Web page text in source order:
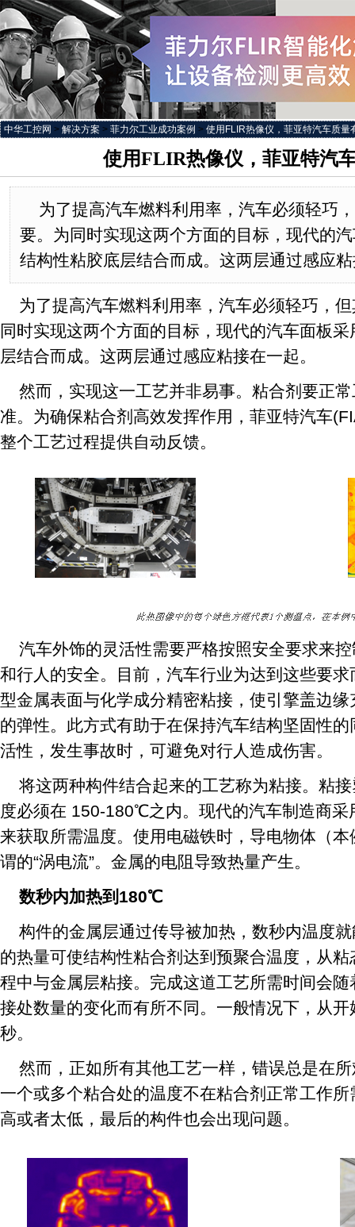
中华工控网 > 解决方案 > 菲力尔工业成功案例 > 使用FLIR热像仪，菲亚特汽车质量
使用FLIR热像仪，菲亚特汽
为了提高汽车燃料利用率，汽车必须轻巧
要。为同时实现这两个方面的目标，现代的
结构性粘胶底层结合而成。这两层通过感应
为了提高汽车燃料利用率，汽车必须轻巧，
同时实现这两个方面的目标，现代的汽车面板
层结合而成。这两层通过感应粘接在一起。
然而，实现这一工艺并非易事。粘合剂要正
准。为确保粘合剂高效发挥作用，菲亚特汽车
整个工艺过程提供自动反馈。
汽车外饰的灵活性需要严格按照安全要求来
和行人的安全。目前，汽车行业为达到这些要
型金属表面与化学成分精密粘接，使引擎盖边
的弹性。此方式有助于在保持汽车结构坚固性
活性，发生事故时，可避免对行人造成伤害。
将这两种构件结合起来的工艺称为粘接。粘
度必须在 150-180℃之内。现代的汽车制造商采
来获取所需温度。使用电磁铁时，导电物体（
谓的“涡电流”。金属的电阻导致热量产生。
数秒内加热到180℃
构件的金属层通过传导被加热，数秒内温度
的热量可使结构性粘合剂达到预聚合温度，从
程中与金属层粘接。完成这道工艺所需时间会
接处数量的变化而有所不同。一般情况下，从
秒。
然而，正如所有其他工艺一样，错误总是在
一个或多个粘合处的温度不在粘合剂正常工作
高或者太低，最后的构件也会出现问题。